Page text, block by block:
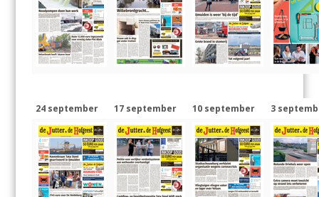
24 september 17 september 10 september 3